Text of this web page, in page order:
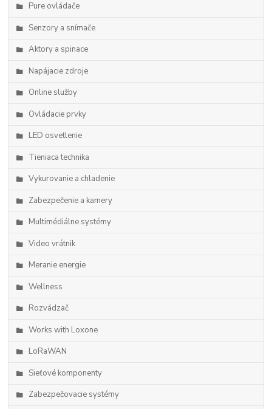
Pure ovládače
Senzory a snímače
Aktory a spinace
Napájacie zdroje
Online služby
Ovládacie prvky
LED osvetlenie
Tieniaca technika
Vykurovanie a chladenie
Zabezpečenie a kamery
Multimédiálne systémy
Video vrátnik
Meranie energie
Wellness
Rozvádzač
Works with Loxone
LoRaWAN
Sieťové komponenty
Zabezpečovacie systémy